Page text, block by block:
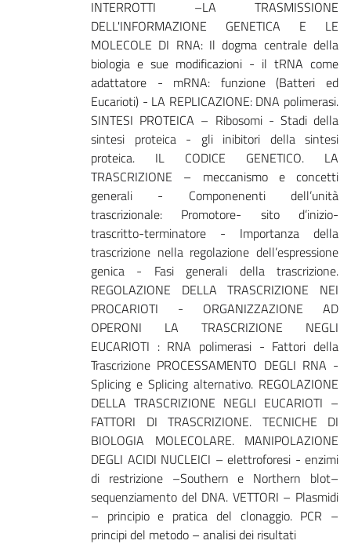
INTERROTTI –LA TRASMISSIONE
DELL'INFORMAZIONE GENETICA E LE
MOLECOLE DI RNA: Il dogma centrale della
biologia e sue modificazioni - il tRNA come
adattatore - mRNA: funzione (Batteri ed
Eucarioti) - LA REPLICAZIONE: DNA polimerasi.
SINTESI PROTEICA – Ribosomi - Stadi della
sintesi proteica - gli inibitori della sintesi
proteica. IL CODICE GENETICO. LA
TRASCRIZIONE – meccanismo e concetti
generali - Componenenti dell’unità
trascrizionale: Promotore- sito d’inizio-
trascritto-terminatore - Importanza della
trascrizione nella regolazione dell’espressione
genica - Fasi generali della trascrizione.
REGOLAZIONE DELLA TRASCRIZIONE NEI
PROCARIOTI - ORGANIZZAZIONE AD
OPERONI LA TRASCRIZIONE NEGLI
EUCARIOTI : RNA polimerasi - Fattori della
Trascrizione PROCESSAMENTO DEGLI RNA -
Splicing e Splicing alternativo. REGOLAZIONE
DELLA TRASCRIZIONE NEGLI EUCARIOTI –
FATTORI DI TRASCRIZIONE. TECNICHE DI
BIOLOGIA MOLECOLARE. MANIPOLAZIONE
DEGLI ACIDI NUCLEICI – elettroforesi - enzimi
di restrizione –Southern e Northern blot–
sequenziamento del DNA. VETTORI – Plasmidi
– principio e pratica del clonaggio. PCR –
principi del metodo – analisi dei risultati